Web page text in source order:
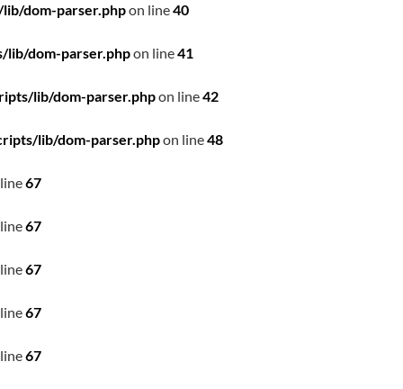
dom-parser.phpon line40
dom-parser.phpon line41
lib/dom-parser.phpon line42
lib/dom-parser.phpon line48
67
67
67
67
67